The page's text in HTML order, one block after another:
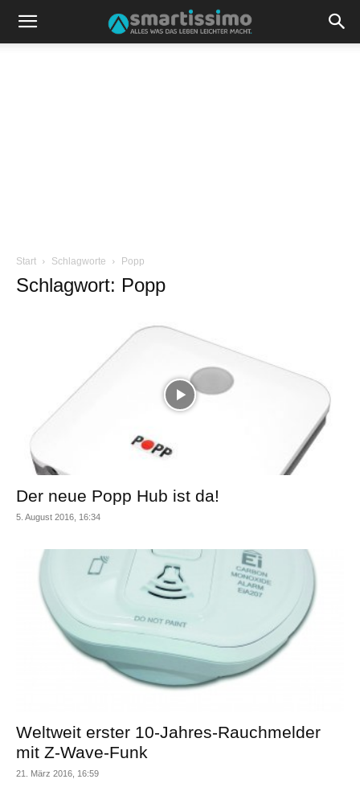
Start Schlagworte Popp
Schlagwort: Popp
Der neue Popp Hub ist da!
5. August 2016, 16:34
Weltweit erster 10-Jahres-Rauchmelder
mit Z-Wave-Funk
21. März 2016, 16:59